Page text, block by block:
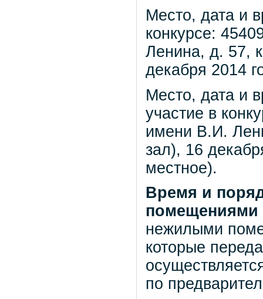
Место, дата и
конкурсе:
Ленина, д. 57,
декабря 2014
Место, дата и
участие в
имени В.И.
зал), 16
местное).
Время и
помещениями
нежилыми
которые
по